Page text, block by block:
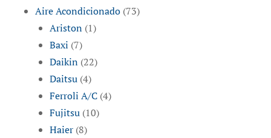
Aire Acondicionado (73)
Ariston (1)
Baxi (7)
Daikin (22)
Daitsu (4)
Ferroli A/C (4)
Fujitsu (10)
Haier (8)